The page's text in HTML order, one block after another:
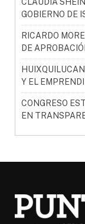
GOBIERNO DE
RICARDO
DE
Y EL
CONGRESO
EN